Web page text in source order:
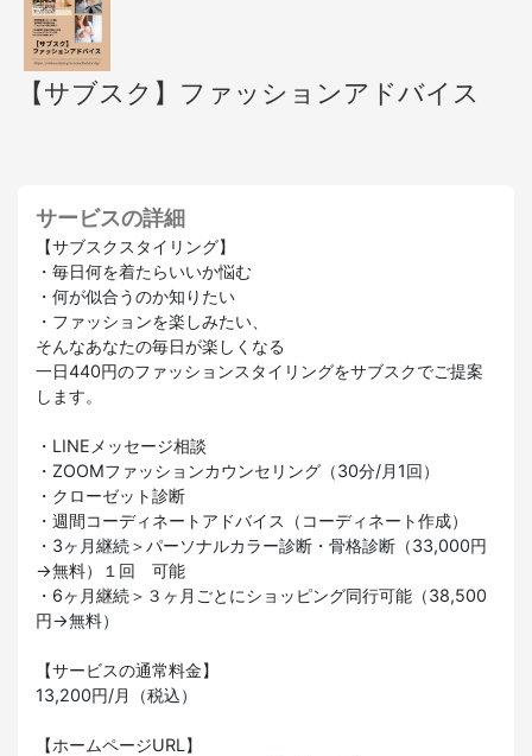
【サブスク】ファッションアドバイス
サービスの詳細
【サブスクスタイリング】
・毎日何を着たらいいか悩む
・何が似合うのか知りたい
・ファッションを楽しみたい、
そんなあなたの毎日が楽しくなる
一日440円のファッションスタイリングをサブスクでご提案
します。
・LINEメッセージ相談
・ZOOMファッションカウンセリング（30分/月1回）
・クローゼット診断
・週間コーディネートアドバイス（コーディネート作成）
・3ヶ月継続＞パーソナルカラー診断・骨格診断（33,000円
→無料）１回 可能
・6ヶ月継続＞３ヶ月ごとにショッピング同行可能（38,500
円→無料）
【サービスの通常料金】
13,200円/月（税込）
【ホームページURL】